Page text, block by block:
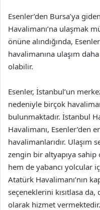
Esenler’den Bursa’ya
Havalimanı’na ulaşmak
önüne alındığında,
havalimanına ulaşım
olabilir.
Esenler, İstanbul’un
nedeniyle birçok
bulunmaktadır. İstanbul
Havalimanı, Esenler’den
havalimanlarıdır. Ulaşım
zengin bir altyapıya
hem de yabancı yolcular
Atatürk Havalimanı’nın
seçeneklerini kısıtlasa
olarak hizmet vermektedir.